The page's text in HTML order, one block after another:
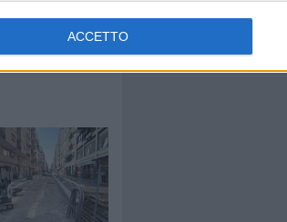
ACCETTO